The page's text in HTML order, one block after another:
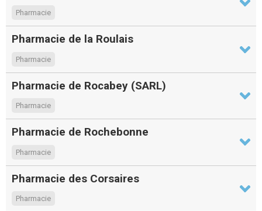
Pharmacie
Pharmacie de la Roulais
Pharmacie
Pharmacie de Rocabey (SARL)
Pharmacie
Pharmacie de Rochebonne
Pharmacie
Pharmacie des Corsaires
Pharmacie